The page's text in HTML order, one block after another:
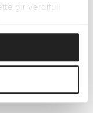
gir verdifull